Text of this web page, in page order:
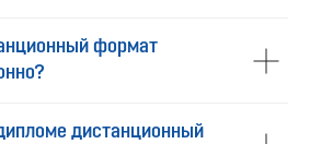
формат
дистанционный